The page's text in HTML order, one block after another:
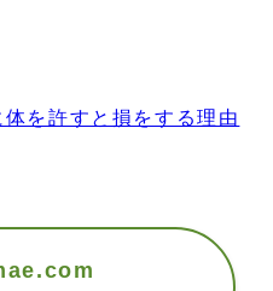
を許すと損をする理由